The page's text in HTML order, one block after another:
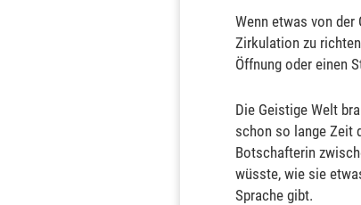
Wenn etwas von der
Zirkulation zu
Öffnung oder einen
Die Geistige Welt
schon so lange Zeit
Botschafterin
wüsste, wie sie
Sprache gibt.